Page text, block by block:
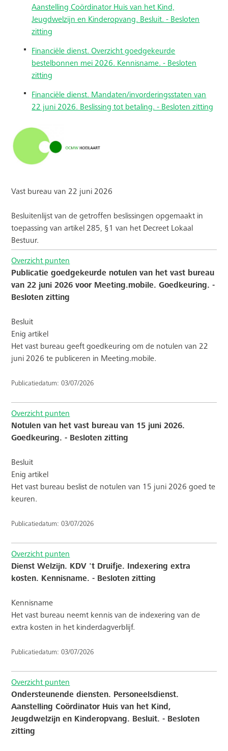
Aanstelling Coördinator Huis van het Kind,
Jeugdwelzijn en Kinderopvang. Besluit. - Besloten
zitting
Financiële dienst. Overzicht goedgekeurde
bestelbonnen mei 2026. Kennisname. - Besloten
zitting
Financiële dienst. Mandaten/invorderingsstaten van
22 juni 2026. Beslissing tot betaling. - Besloten zitting
Vast bureau van 22 juni 2026
Besluitenlijst van de getroffen beslissingen opgemaakt in
toepassing van artikel 285, §1 van het Decreet Lokaal
Bestuur.
Overzicht punten
Publicatie goedgekeurde notulen van het vast bureau
van 22 juni 2026 voor Meeting.mobile. Goedkeuring. -
Besloten zitting
Besluit
Enig artikel
Het vast bureau geeft goedkeuring om de notulen van 22
juni 2026 te publiceren in Meeting.mobile.
Publicatiedatum: 03/07/2026
Overzicht punten
Notulen van het vast bureau van 15 juni 2026.
Goedkeuring. - Besloten zitting
Besluit
Enig artikel
Het vast bureau beslist de notulen van 15 juni 2026 goed te
keuren.
Publicatiedatum: 03/07/2026
Overzicht punten
Dienst Welzijn. KDV 't Druifje. Indexering extra
kosten. Kennisname. - Besloten zitting
Kennisname
Het vast bureau neemt kennis van de indexering van de
extra kosten in het kinderdagverblijf.
Publicatiedatum: 03/07/2026
Overzicht punten
Ondersteunende diensten. Personeelsdienst.
Aanstelling Coördinator Huis van het Kind,
Jeugdwelzijn en Kinderopvang. Besluit. - Besloten
zitting